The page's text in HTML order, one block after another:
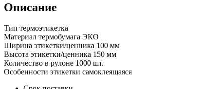
Описание
Тип термоэтикетка
Материал термобумага ЭКО
Ширина этикетки/ценника 100 мм
Высота этикетки/ценника 150 мм
Количество в рулоне 1000 шт.
Особенности этикетки самоклеящаяся